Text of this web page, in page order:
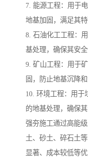
7. 能源工程：用于
地基加固，满足其特
8. 石油化工工程：
基处理，确保其安全
9. 矿山工程：用于
固，防止地基沉降和
10. 环境工程：用于
的地基处理，确保
强夯施工通过高能
土、砂土、碎石土
显著、成本较低等